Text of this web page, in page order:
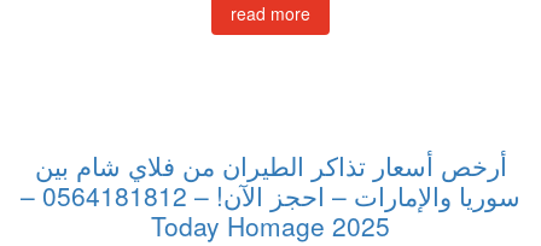
read more
أرخص أسعار تذاكر الطيران من فلاي شام بين
سوريا والإمارات – احجز الآن! – 0564181812 –
2025 Today Homage